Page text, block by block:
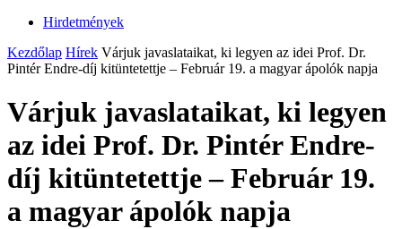
Hirdetmények
Kezdőlap Hírek Várjuk javaslataikat, ki legyen az idei Prof. Dr.
Pintér Endre-díj kitüntetettje – Február 19. a magyar ápolók napja
Várjuk javaslataikat, ki legyen
az idei Prof. Dr. Pintér Endre-
díj kitüntetettje – Február 19.
a magyar ápolók napja